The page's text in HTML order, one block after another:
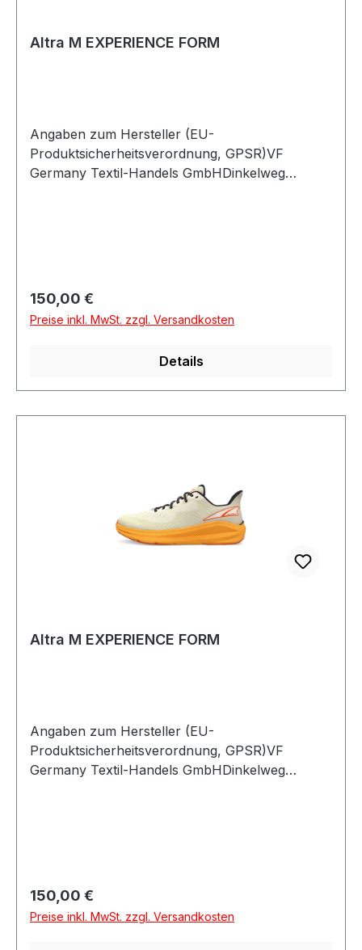
Altra M EXPERIENCE FORM
Angaben zum Hersteller (EU-
Produktsicherheitsverordnung, GPSR)VF
Germany Textil-Handels GmbHDinkelweg
Regulärer Preis:
150,00 €
Preise inkl. MwSt. zzgl. Versandkosten
Details
Altra M EXPERIENCE FORM
Angaben zum Hersteller (EU-
Produktsicherheitsverordnung, GPSR)VF
Germany Textil-Handels GmbHDinkelweg
Regulärer Preis:
150,00 €
Preise inkl. MwSt. zzgl. Versandkosten